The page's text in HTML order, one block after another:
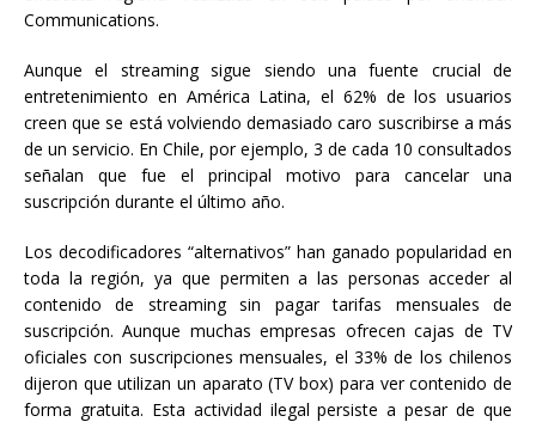
Communications.
Aunque el streaming sigue siendo una fuente crucial de
entretenimiento en América Latina, el 62% de los usuarios
creen que se está volviendo demasiado caro suscribirse a más
de un servicio. En Chile, por ejemplo, 3 de cada 10 consultados
señalan que fue el principal motivo para cancelar una
suscripción durante el último año.
Los decodificadores “alternativos” han ganado popularidad en
toda la región, ya que permiten a las personas acceder al
contenido de streaming sin pagar tarifas mensuales de
suscripción. Aunque muchas empresas ofrecen cajas de TV
oficiales con suscripciones mensuales, el 33% de los chilenos
dijeron que utilizan un aparato (TV box) para ver contenido de
forma gratuita. Esta actividad ilegal persiste a pesar de que